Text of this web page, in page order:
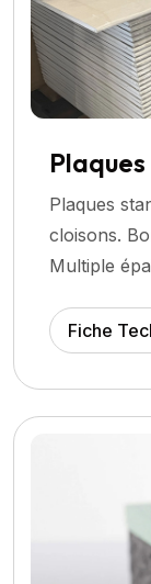
Plaques
cloisons.
Multiple
Fiche